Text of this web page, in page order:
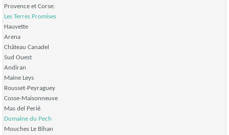
Provence et Corse:
Les Terres Promises
Hauvette
Arena
Château Canadel
Sud Ouest
Andiran
Maine Leys
Rousset-Peyraguey
Cosse-Maisonneuve
Mas del Perié
Domaine du Pech
Mouches Le Bihan